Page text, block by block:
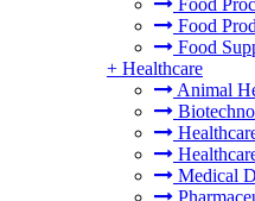
Food
Food
Food
+ Healthcare
Animal
Medical